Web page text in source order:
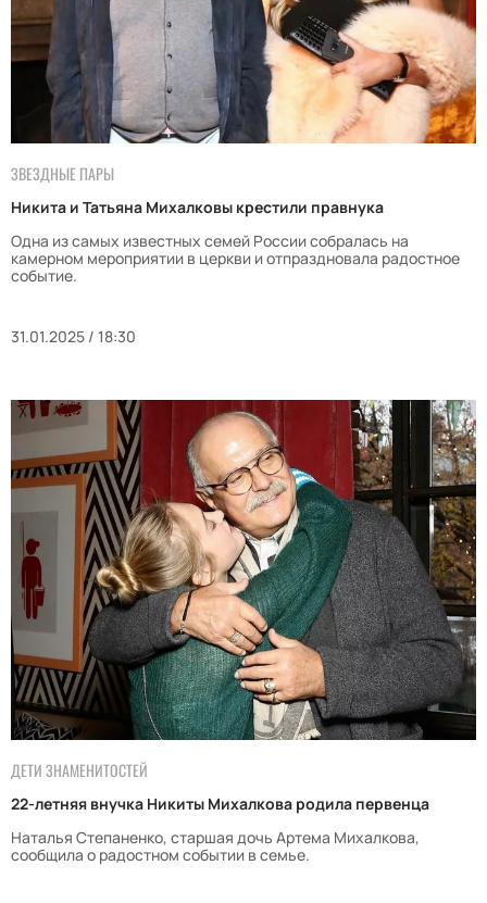
ЗВЕЗДНЫЕ ПАРЫ
Никита и Татьяна Михалковы крестили правнука
Одна из самых известных семей России собралась на
камерном мероприятии в церкви и отпраздновала радостное
событие.
31.01.2025 / 18:30
ДЕТИ ЗНАМЕНИТОСТЕЙ
22-летняя внучка Никиты Михалкова родила первенца
Наталья Степаненко, старшая дочь Артема Михалкова,
сообщила о радостном событии в семье.